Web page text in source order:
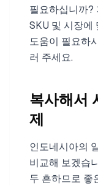
필요하십니까?
SKU 및 시장에
도움이 필요하
러 주세요.
복사해서
제
인도네시아의
비교해 보겠습
두 흔하므로 좋